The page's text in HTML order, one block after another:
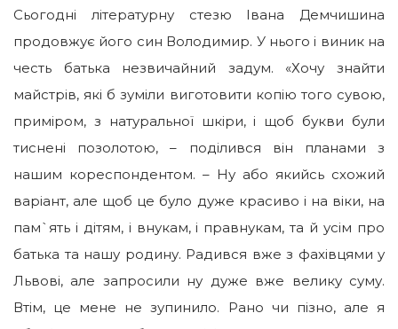
Сьогодні літературну стезю Івана Демчишина
продовжує його син Володимир. У нього і виник на
честь батька незвичайний задум. «Хочу знайти
майстрів, які б зуміли виготовити копію того сувою,
приміром, з натуральної шкіри, і щоб букви були
тиснені позолотою, – поділився він планами з
нашим кореспондентом. – Ну або якийсь схожий
варіант, але щоб це було дуже красиво і на віки, на
пам`ять і дітям, і внукам, і правнукам, та й усім про
батька та нашу родину. Радився вже з фахівцями у
Львові, але запросили ну дуже вже велику суму.
Втім, це мене не зупинило. Рано чи пізно, але я